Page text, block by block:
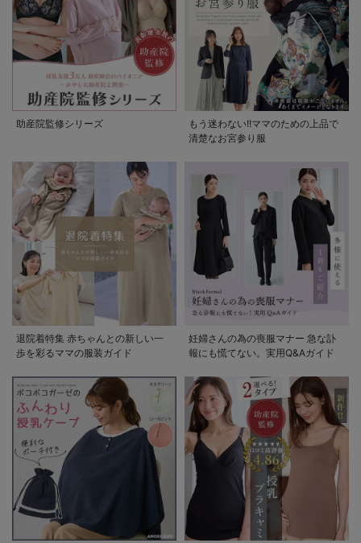
助産院監修シリーズ
もう迷わない!!ママのための上品で
清楚なお宮参り服
退院着特集 赤ちゃんとの新しい一
歩を彩るママの服装ガイド
妊婦さんの為の喪服マナー 急な訃
報にも慌てない。実用Q&Aガイド